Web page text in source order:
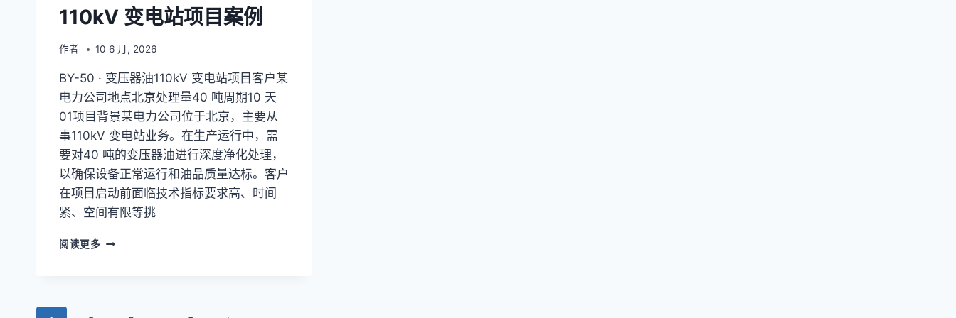
110kV 变电站项目案例
作者 10 6 月, 2026
BY-50 · 变压器油110kV 变电站项目客户某
电力公司地点北京处理量40 吨周期10 天
01项目背景某电力公司位于北京，主要从
事110kV 变电站业务。在生产运行中，需
要对40 吨的变压器油进行深度净化处理，
以确保设备正常运行和油品质量达标。客户
在项目启动前面临技术指标要求高、时间
紧、空间有限等挑
阅读更多 【BY-